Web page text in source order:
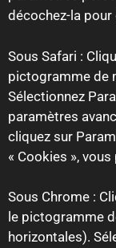
décochez-la
Sous Safari :
pictogramme de
Sélectionnez
paramètres
cliquez sur
« Cookies »,
Sous Chrome :
le pictogramme
horizontales).